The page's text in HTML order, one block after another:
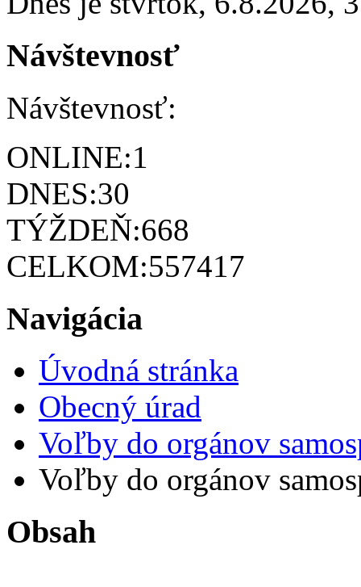
Návštevnosť
Návštevnosť:
ONLINE:1
DNES:30
TÝŽDEŇ:668
CELKOM:557417
Navigácia
Úvodná stránka
Obecný úrad
Voľby do orgánov
Voľby do orgánov
Obsah